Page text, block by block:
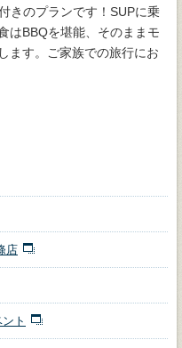
きのプランです！SUPに乗
はBBQを堪能、そのままモ
ます。ご家族での旅行にお
店
ト